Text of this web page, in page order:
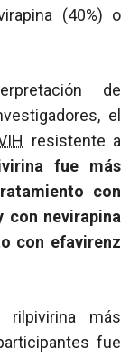
(40%) o
de
el
resistente a
fue más
con
con nevirapina
con efavirenz
más
fue